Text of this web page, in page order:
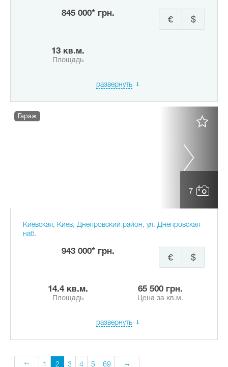
845 000* грн.
$
€
13 кв.м.
Площадь
развернуть
7
Гараж
Киевская, Киев, Днепровский район, ул. Днепровская
наб.
943 000* грн.
$
€
14.4 кв.м.
Площадь
65 500 грн.
Цена за кв.м.
развернуть
1 2 3 4 5 69